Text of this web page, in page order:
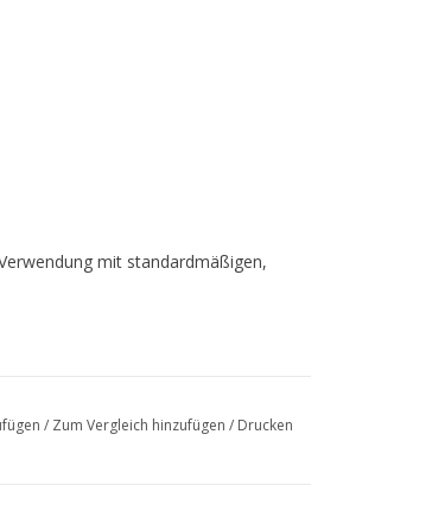
mit standardmäßigen,
/ Zum Vergleich hinzufügen / Drucken